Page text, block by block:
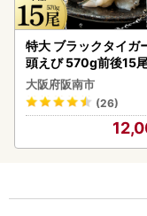
特大 ブラックタイガ
頭えび 570g前後15
大阪府阪南市
(26)